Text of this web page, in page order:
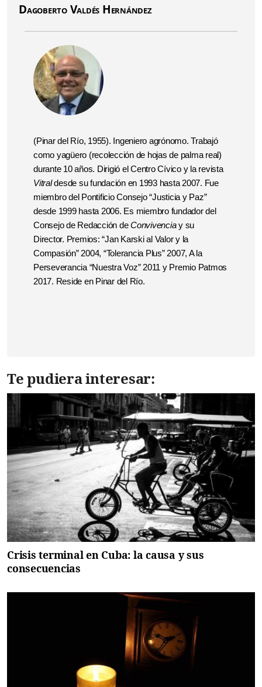
Dagoberto Valdés Hernández
(Pinar del Río, 1955). Ingeniero agrónomo. Trabajó
como yagüero (recolección de hojas de palma real)
durante 10 años. Dirigió el Centro Cívico y la revista
Vitraldesde su fundación en 1993 hasta 2007. Fue
miembro del Pontificio Consejo “Justicia y Paz”
desde 1999 hasta 2006. Es miembro fundador del
Consejo de Redacción deConvivenciay su
Director. Premios: “Jan Karski al Valor y la
Compasión” 2004, “Tolerancia Plus” 2007, A la
Perseverancia “Nuestra Voz” 2011 y Premio Patmos
2017. Reside en Pinar del Río.
Te pudiera interesar:
Crisis terminal en Cuba: la causa y sus
consecuencias